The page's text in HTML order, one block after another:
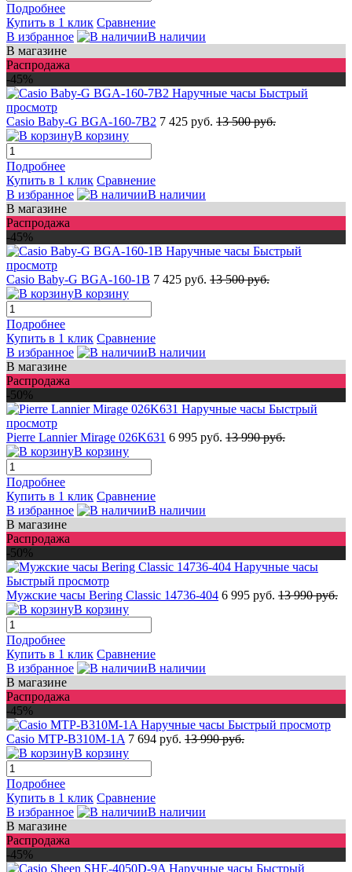
Подробнее
Купить в 1 клик Сравнение
В избранное
В наличии
В магазине
Распродажа
-45%
Быстрый
просмотр
Casio Baby-G BGA-160-7B2 7 425 руб. 13 500 руб.
В корзину
Подробнее
Купить в 1 клик Сравнение
В избранное
В наличии
В магазине
Распродажа
-45%
Быстрый
просмотр
Casio Baby-G BGA-160-1B 7 425 руб. 13 500 руб.
В корзину
Подробнее
Купить в 1 клик Сравнение
В избранное
В наличии
В магазине
Распродажа
-50%
Быстрый
просмотр
Pierre Lannier Mirage 026K631 6 995 руб. 13 990 руб.
В корзину
Подробнее
Купить в 1 клик Сравнение
В избранное
В наличии
В магазине
Распродажа
-50%
Быстрый просмотр
Мужские часы Bering Classic 14736-404 6 995 руб. 13 990 руб.
В корзину
Подробнее
Купить в 1 клик Сравнение
В избранное
В наличии
В магазине
Распродажа
-45%
Быстрый просмотр
Casio MTP-B310M-1A 7 694 руб. 13 990 руб.
В корзину
Подробнее
Купить в 1 клик Сравнение
В избранное
В наличии
В магазине
Распродажа
-45%
Быстрый